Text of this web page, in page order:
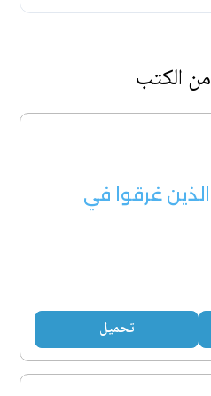
الكتب
غرقوا في
تحميل